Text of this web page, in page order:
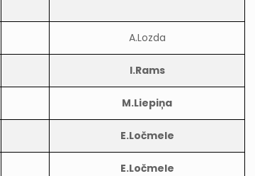
A.Lozda
I.Rams
M.Liepiņa
E.Ločmele
E.Ločmele